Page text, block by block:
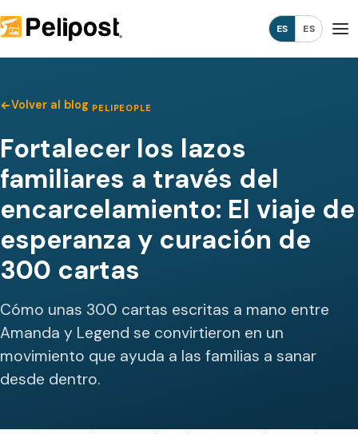
ES ES
Volver al blog PELIPEOPLE
Fortalecer los lazos
familiares a través del
encarcelamiento: El viaje de
esperanza y curación de
300 cartas
Cómo unas 300 cartas escritas a mano entre
Amanda y Legend se convirtieron en un
movimiento que ayuda a las familias a sanar
desde dentro.